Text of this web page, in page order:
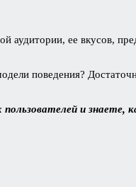
аудитории, ее вкусов,
поведения?
и знаете,